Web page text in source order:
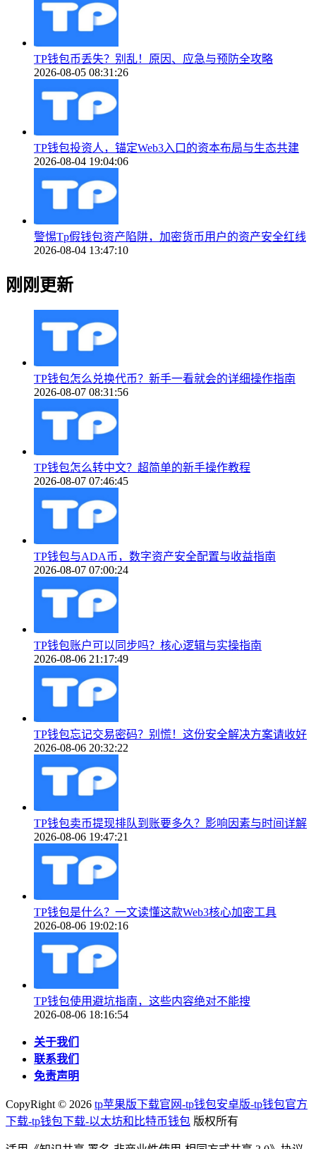
TP钱包币丢失？别乱！原因、应急与预防全攻略
2026-08-05 08:31:26
TP钱包投资人，锚定Web3入口的资本布局与生态共建
2026-08-04 19:04:06
警惕Tp假钱包资产陷阱，加密货币用户的资产安全红线
2026-08-04 13:47:10
刚刚更新
TP钱包怎么兑换代币？新手一看就会的详细操作指南
2026-08-07 08:31:56
TP钱包怎么转中文？超简单的新手操作教程
2026-08-07 07:46:45
TP钱包与ADA币，数字资产安全配置与收益指南
2026-08-07 07:00:24
TP钱包账户可以同步吗？核心逻辑与实操指南
2026-08-06 21:17:49
TP钱包忘记交易密码？别慌！这份安全解决方案请收好
2026-08-06 20:32:22
TP钱包卖币提现排队到账要多久？影响因素与时间详解
2026-08-06 19:47:21
TP钱包是什么？一文读懂这款Web3核心加密工具
2026-08-06 19:02:16
TP钱包使用避坑指南，这些内容绝对不能搜
2026-08-06 18:16:54
关于我们
联系我们
免责声明
CopyRight © 2026 tp苹果版下载官网-tp钱包安卓版-tp钱包官方
下载-tp钱包下载-以太坊和比特币钱包 版权所有